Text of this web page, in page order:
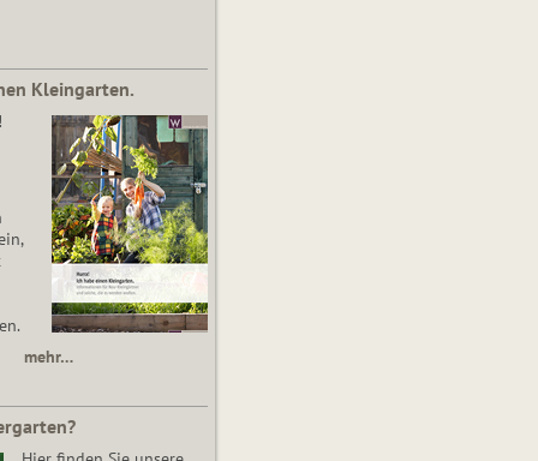
Kleingarten.
mehr…